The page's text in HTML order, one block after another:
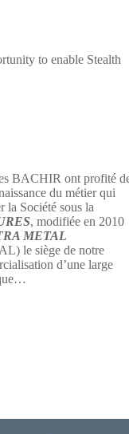
to enable Stealth
BACHIR ont profité
du métier qui
la Société sous la
, modifiée en 2010
METAL
le siège de notre
d’une large